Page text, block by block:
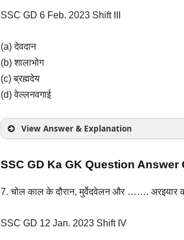
SSC GD 6 Feb. 2023 Shift III
(a) देवदान
(b) शालाभोग
(c) ब्रह्मदेय
(d) वेल्लनवगाई
View Answer & Explanation
SSC GD Ka GK Question Answer
7. चोल काल के दौरान, मुर्वेदवेलन और ……. अरइयार
SSC GD 12 Jan. 2023 Shift IV